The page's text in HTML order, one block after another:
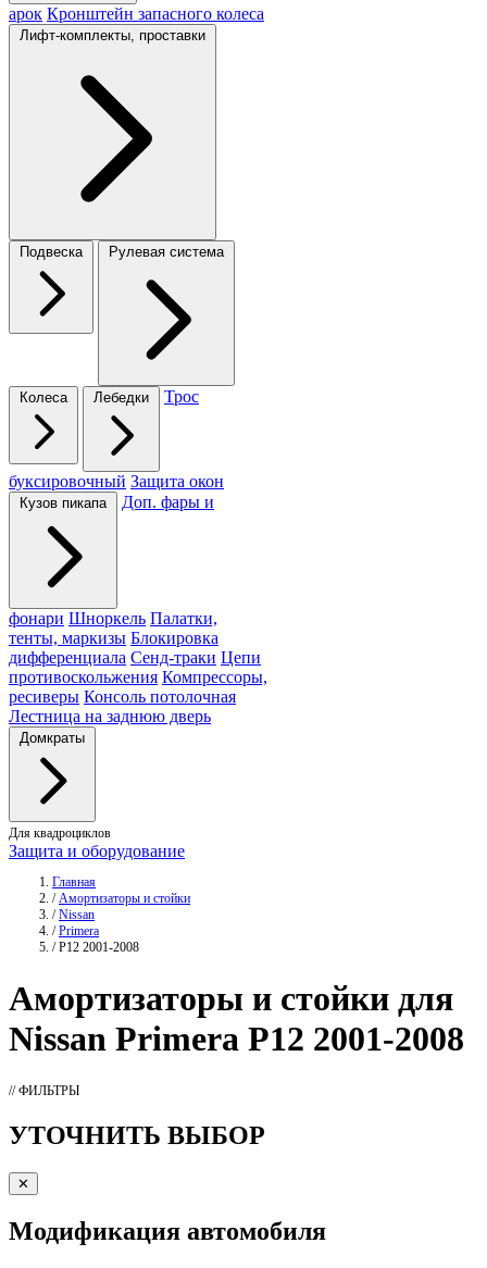
арок Кронштейн запасного колеса
Лифт-комплекты, проставки
Подвеска Рулевая система
Колеса Лебедки Трос
буксировочный Защита окон
Кузов пикапа Доп. фары и
фонари Шноркель Палатки,
тенты, маркизы Блокировка
дифференциала Сенд-траки Цепи
противоскольжения Компрессоры,
ресиверы Консоль потолочная
Лестница на заднюю дверь
Домкраты
Для квадроциклов
Защита и оборудование
Главная
/ Амортизаторы и стойки
/ Nissan
/ Primera
/ P12 2001-2008
Амортизаторы и стойки для
Nissan Primera P12 2001-2008
// ФИЛЬТРЫ
УТОЧНИТЬ ВЫБОР
✕
Модификация автомобиля